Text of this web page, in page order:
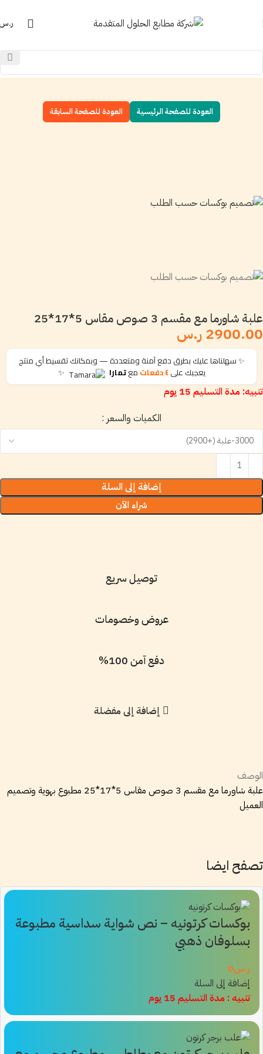
العودة للصفحة الرئيسية العودة للصفحة السابقة
علبة شاورما مع مقسم 3 صوص مقاس 5*17*25
2900.00 ر.س
✨ سهلناها عليك بطرق دفع آمنة ومتعددة — وبمكانك تقسيط أي منتج
يعجبك على٤ دفعات معتمارا
✨
تنبيه: مدة التسليم 15 يوم
الكميات والسعر :
إضافة إلى السلة
شراء الآن
توصيل سريع
عروض وخصومات
دفع آمن 100%
إضافة إلى مفضلة
الوصف
علبة شاورما مع مقسم 3 صوص مقاس 5*17*25 مطبوع بهوية وتصميم
العميل
تصفح ايضا
بوكسات كرتونيه – نص شواية سداسية مطبوعة
بسلوفان ذهبي
ر.س0
إضافة إلى السلة
تنبيه : مدة التسليم 15 يوم